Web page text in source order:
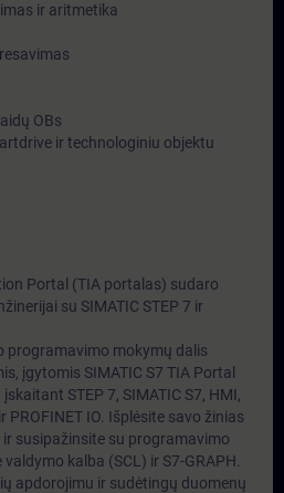
ir aritmetika
OBs
ir technologiniu objektu
Portal (TIA portalas) sudaro
su SIMATIC STEP 7 ir
programavimo mokymų dalis
įgytomis SIMATIC S7 TIA Portal
STEP 7, SIMATIC S7, HMI,
IO. Išplėsite savo žinias
susipažinsite su programavimo
kalba (SCL) ir S7-GRAPH.
apdorojimu ir sudėtingų duomenų